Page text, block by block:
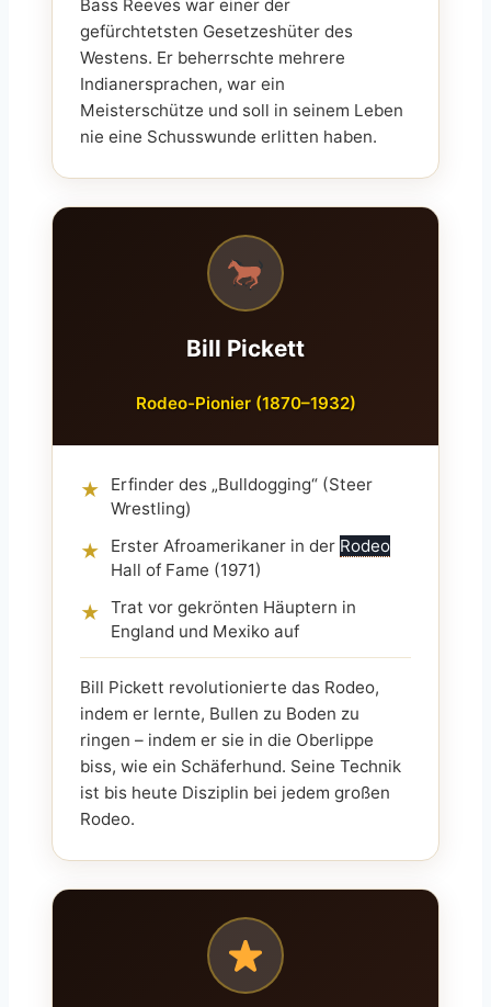
Bass Reeves war einer der
gefürchtetsten Gesetzeshüter des
Westens. Er beherrschte mehrere
Indianersprachen, war ein
Meisterschütze und soll in seinem Leben
nie eine Schusswunde erlitten haben.
Bill Pickett
Rodeo-Pionier (1870–1932)
★
Erfinder des „Bulldogging“ (Steer
Wrestling)
★ Erster Afroamerikaner in der Rodeo
Hall of Fame (1971)
★ Trat vor gekrönten Häuptern in
England und Mexiko auf
Bill Pickett revolutionierte das Rodeo,
indem er lernte, Bullen zu Boden zu
ringen – indem er sie in die Oberlippe
biss, wie ein Schäferhund. Seine Technik
ist bis heute Disziplin bei jedem großen
Rodeo.